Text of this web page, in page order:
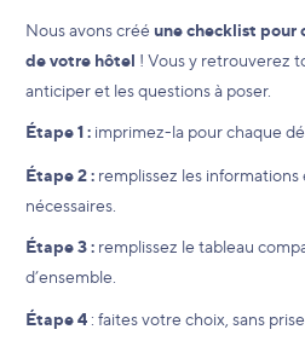
Nous avons créé une checklist pour
de votre hôtel ! Vous y retrouverez
anticiper et les questions à poser.
Étape 1 : imprimez-la pour chaque
Étape 2 : remplissez les informations
nécessaires.
Étape 3 : remplissez le tableau
d’ensemble.
Étape 4 : faites votre choix, sans